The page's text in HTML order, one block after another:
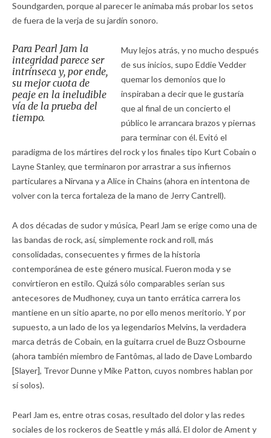
Soundgarden, porque al parecer le animaba más probar los setos
de fuera de la verja de su jardín sonoro.
Para Pearl Jam la
integridad parece ser
intrínseca y, por ende,
su mejor cuota de
peaje en la ineludible
vía de la prueba del
tiempo.
Muy lejos atrás, y no mucho después
de sus inicios, supo Eddie Vedder
quemar los demonios que lo
inspiraban a decir que le gustaría
que al final de un concierto el
público le arrancara brazos y piernas
para terminar con él. Evitó el
paradigma de los mártires del rock y los finales tipo Kurt Cobain o
Layne Stanley, que terminaron por arrastrar a sus infiernos
particulares a Nirvana y a Alice in Chains (ahora en intentona de
volver con la terca fortaleza de la mano de Jerry Cantrell).
A dos décadas de sudor y música, Pearl Jam se erige como una de
las bandas de rock, así, simplemente rock and roll, más
consolidadas, consecuentes y firmes de la historia
contemporánea de este género musical. Fueron moda y se
convirtieron en estilo. Quizá sólo comparables serían sus
antecesores de Mudhoney, cuya un tanto errática carrera los
mantiene en un sitio aparte, no por ello menos meritorio. Y por
supuesto, a un lado de los ya legendarios Melvins, la verdadera
marca detrás de Cobain, en la guitarra cruel de Buzz Osbourne
(ahora también miembro de Fantômas, al lado de Dave Lombardo
[Slayer], Trevor Dunne y Mike Patton, cuyos nombres hablan por
sí solos).
Pearl Jam es, entre otras cosas, resultado del dolor y las redes
sociales de los rockeros de Seattle y más allá. El dolor de Ament y